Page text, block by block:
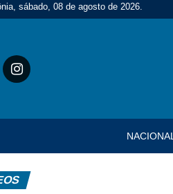
sábado, 08 de agosto de 2026.
NACIONAL